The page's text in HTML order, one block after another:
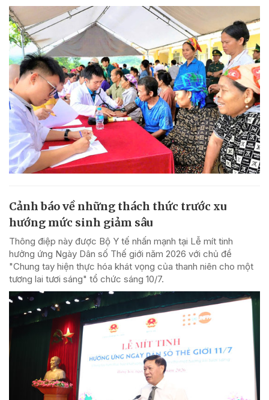
Cảnh báo về những thách thức trước xu
hướng mức sinh giảm sâu
Thông điệp này được Bộ Y tế nhấn mạnh tại Lễ mít tinh
hưởng ứng Ngày Dân số Thế giới năm 2026 với chủ đề
"Chung tay hiện thực hóa khát vọng của thanh niên cho một
tương lai tươi sáng" tổ chức sáng 10/7.